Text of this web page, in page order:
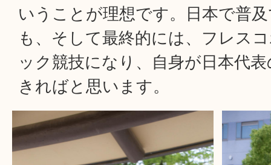
いうことが理想です。日本で普
も、そして最終的には、フレス
ック競技になり、自身が日本代
きればと思います。